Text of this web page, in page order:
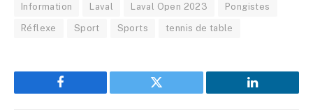
Information Laval Laval Open 2023 Pongistes
Réflexe Sport Sports tennis de table
Facebook Twitter LinkedIn